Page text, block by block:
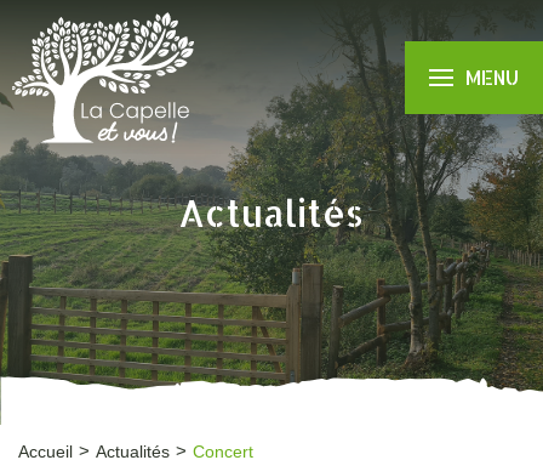
MENU
Actualités
Accueil Actualités Concert